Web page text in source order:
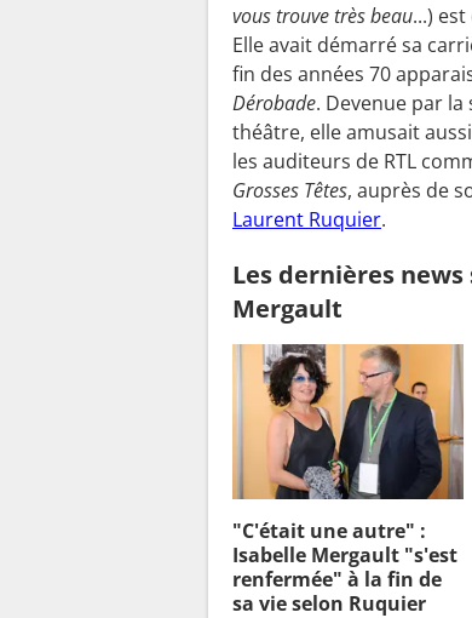
d
e
s
a
v
i
e
.
.
t
o
s
a
v
o
i
vous trouve très beau...)
Elle avait démarré sa
fin des années 70
Dérobade. Devenue par
théâtre, elle amusait
les auditeurs de RTL
Grosses Têtes, auprès de
Laurent Ruquier.
Les dernières
Mergault
"C'était une autre" :
Isabelle Mergault "s'est
renfermée" à la fin de
sa vie selon Ruquier